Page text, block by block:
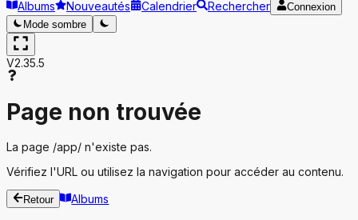
Albums Nouveautés Calendrier Rechercher
Connexion
Mode sombre
V2.35.5
Page non trouvée
La page /app/ n'existe pas.
Vérifiez l'URL ou utilisez la navigation pour accéder au contenu.
Retour Albums